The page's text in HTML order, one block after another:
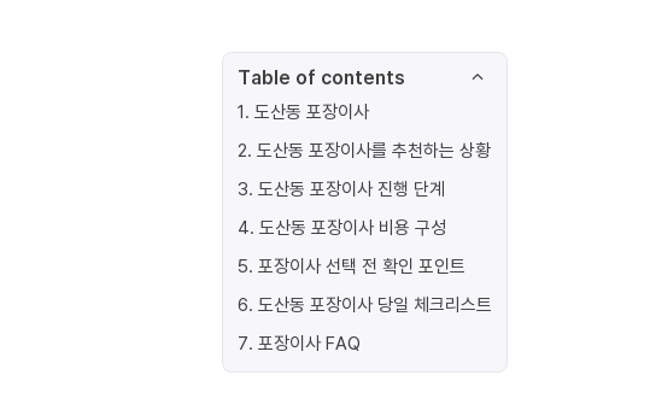
Table of contents
1. 도산동 포장이사
2. 도산동 포장이사를 추천하는 상황
3. 도산동 포장이사 진행 단계
4. 도산동 포장이사 비용 구성
5. 포장이사 선택 전 확인 포인트
6. 도산동 포장이사 당일 체크리스트
7. 포장이사 FAQ